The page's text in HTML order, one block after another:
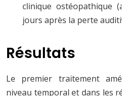
clinique ostéopathique
jours après la perte
Résultats
Le premier traitement
niveau temporal et dans les